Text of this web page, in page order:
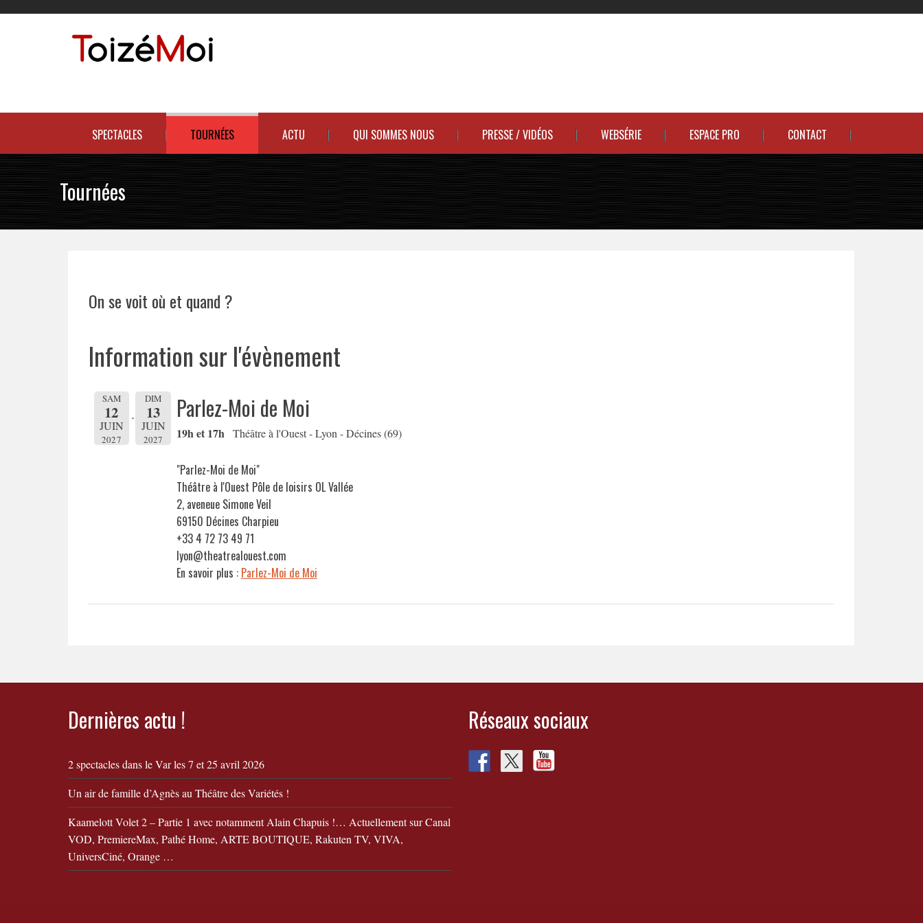
SPECTACLES TOURNÉES ACTU QUI SOMMES NOUS PRESSE / VIDÉOS WEBSÉRIE ESPACE PRO CONTACT
Tournées
On se voit où et quand ?
Information sur l'évènement
SAM
12
JUIN
2027
DIM
13
JUIN
2027
Parlez-Moi de Moi
19h et 17h Théâtre à l'Ouest - Lyon - Décines (69)
"Parlez-Moi de Moi"
Théâtre à l'Ouest Pôle de loisirs OL Vallée
2, aveneue Simone Veil
69150 Décines Charpieu
+33 4 72 73 49 71
lyon@theatrealouest.com
En savoir plus : Parlez-Moi de Moi
Dernières actu !
2 spectacles dans le Var les 7 et 25 avril 2026
Un air de famille d’Agnès au Théâtre des Variétés !
Kaamelott Volet 2 – Partie 1 avec notamment Alain Chapuis !… Actuellement sur Canal
VOD, PremiereMax, Pathé Home, ARTE BOUTIQUE, Rakuten TV, VIVA,
UniversCiné, Orange …
Réseaux sociaux